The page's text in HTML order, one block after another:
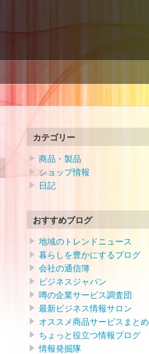
カテゴリー
商品・製品
ショップ情報
日記
おすすめブログ
地域のトレンドニュース
暮らしを豊かにするブログ
会社の通信簿
ビジネスジャパン
噂の企業サービス調査団
最新ビジネス情報サロン
オススメ商品サービスまとめ
ちょっと役立つ情報ブログ
情報発掘隊